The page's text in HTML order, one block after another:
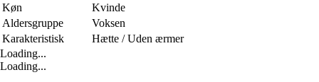
Køn
Kvinde
Aldersgruppe
Voksen
Karakteristisk
Hætte / Uden ærmer
Loading...
Loading...